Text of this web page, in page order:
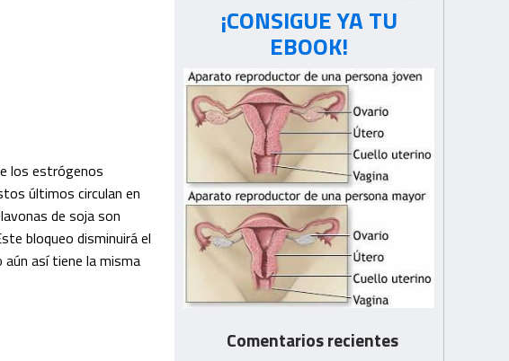
los estrógenos
últimos circulan en
de soja son
bloqueo disminuirá el
así tiene la misma
¡CONSIGUE YA TU
EBOOK!
Comentarios recientes